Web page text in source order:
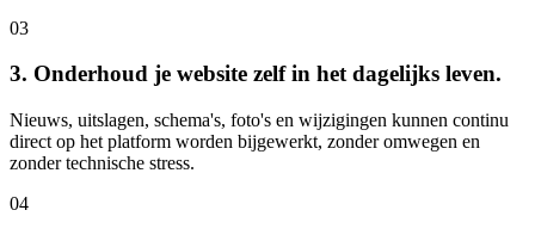
03
3. Onderhoud je website zelf in het dagelijks leven.
Nieuws, uitslagen, schema's, foto's en wijzigingen kunnen continu
direct op het platform worden bijgewerkt, zonder omwegen en
zonder technische stress.
04